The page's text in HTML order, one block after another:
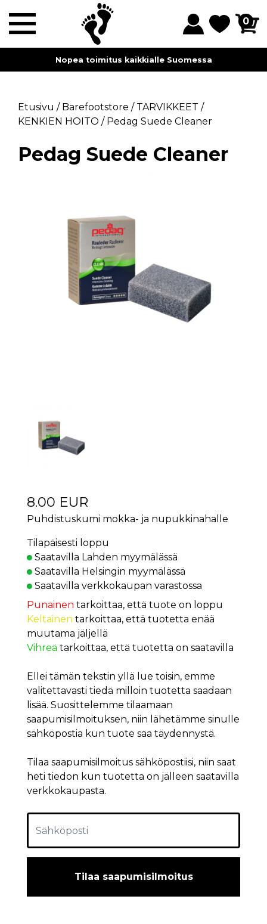
0
Nopea toimitus kaikkialle Suomessa
Etusivu / Barefootstore / TARVIKKEET /
KENKIEN HOITO / Pedag Suede Cleaner
Pedag Suede Cleaner
8.00 EUR
Puhdistuskumi mokka- ja nupukkinahalle
Tilapäisesti loppu
Saatavilla Lahden myymälässä
Saatavilla Helsingin myymälässä
Saatavilla verkkokaupan varastossa
Punainen tarkoittaa, että tuote on loppu
Keltainen tarkoittaa, että tuotetta enää
muutama jäljellä
Vihreä tarkoittaa, että tuotetta on saatavilla
Ellei tämän tekstin yllä lue toisin, emme
valitettavasti tiedä milloin tuotetta saadaan
lisää. Suosittelemme tilaamaan
saapumisilmoituksen, niin lähetämme sinulle
sähköpostia kun tuote saa täydennystä.
Tilaa saapumisilmoitus sähköpostiisi, niin saat
heti tiedon kun tuotetta on jälleen saatavilla
verkkokaupasta.
Tilaa saapumisilmoitus